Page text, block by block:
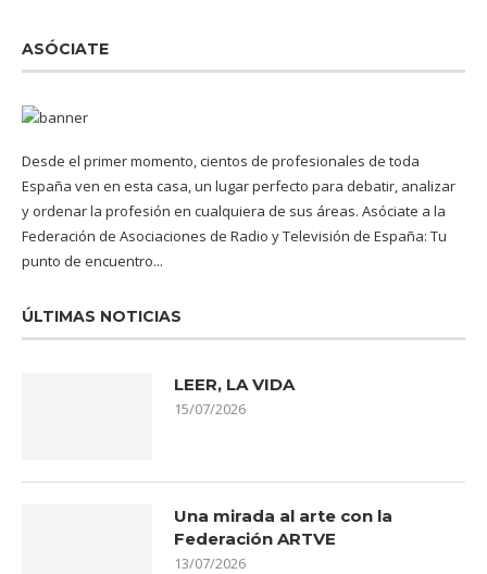
ASÓCIATE
Desde el primer momento, cientos de profesionales de toda
España ven en esta casa, un lugar perfecto para debatir, analizar
y ordenar la profesión en cualquiera de sus áreas. Asóciate a la
Federación de Asociaciones de Radio y Televisión de España: Tu
punto de encuentro...
ÚLTIMAS NOTICIAS
LEER, LA VIDA
15/07/2026
Una mirada al arte con la
Federación ARTVE
13/07/2026